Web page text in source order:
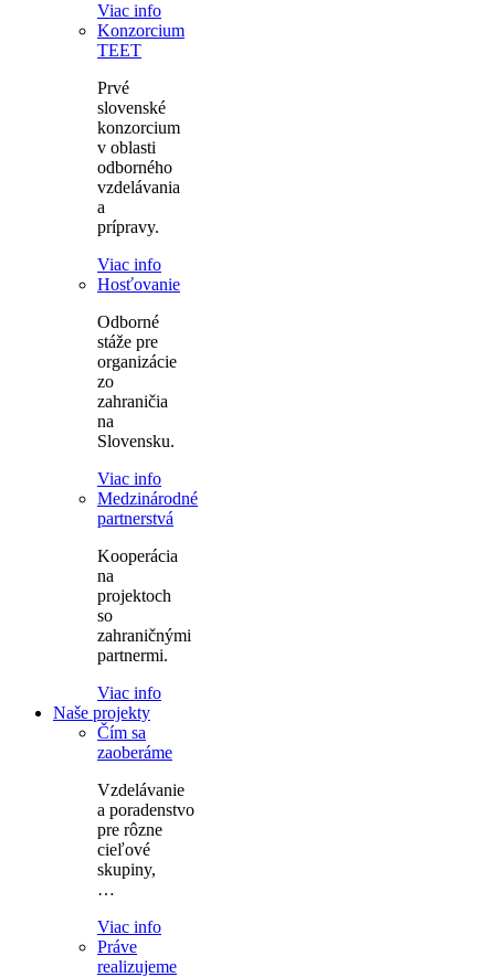
Viac info
Konzorcium
TEET
Prvé
slovenské
konzorcium
v oblasti
odborného
vzdelávania
a
prípravy.
Viac info
Hosťovanie
Odborné
stáže pre
organizácie
zo
zahraničia
na
Slovensku.
Viac info
Medzinárodné
partnerstvá
Kooperácia
na
projektoch
so
zahraničnými
partnermi.
Viac info
Naše projekty
Čím sa
zaoberáme
Vzdelávanie
a poradenstvo
pre rôzne
cieľové
skupiny,
…
Viac info
Práve
realizujeme